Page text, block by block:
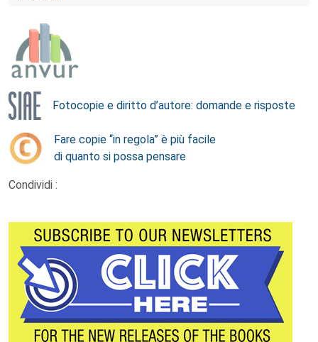
Fotocopie e diritto d’autore: domande e risposte
Fare copie “in regola” è più facile
di quanto si possa pensare
Condividi :